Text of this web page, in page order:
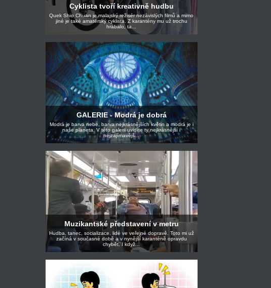
Cyklista tvoří kreativně hudbu
Quek Shio Chuan je malajský režisér nezávislých filmů a mimo
jiné je také amatérský cyklista. Z karantény mu už trochu
hrabalo, ta...
GALERIE - Modrá je dobrá
Modrá je barva nebe, barva nejkrásnějších květin a modrá je i
naše planeta. V této galerii uvidíte ty nejkrásnější i
nejzajímavějš...
Muzikantské představení v metru
Hudba, tanec, socializace, lidé ve veřejné dopravě. Toto mi už
začíná v současné době a v nynější karanténě opravdu
chybět. I když...